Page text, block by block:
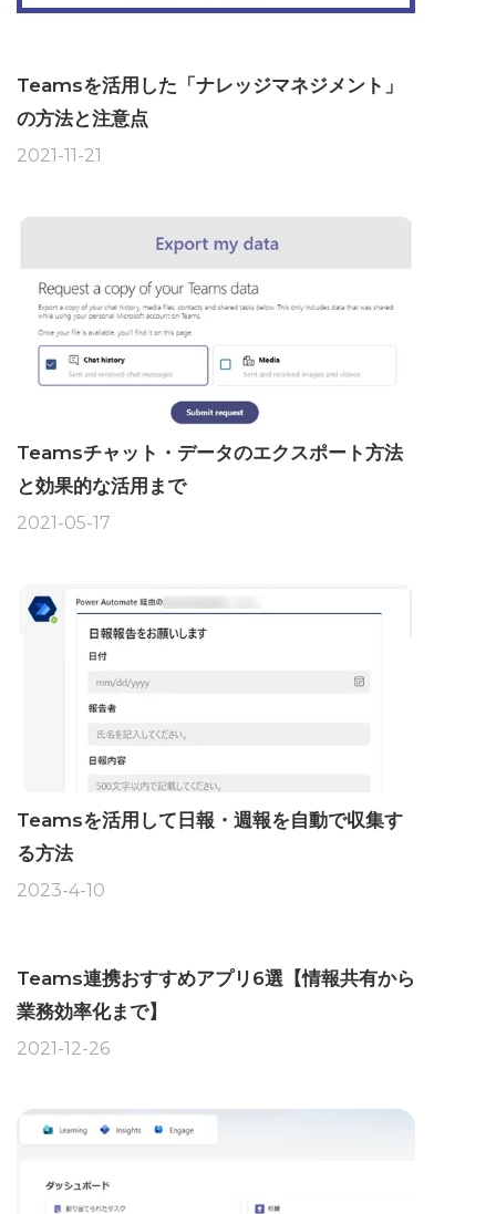
Teamsを活用した「ナレッジマネジメント」
の方法と注意点
2021-11-21
Teamsチャット・データのエクスポート方法
と効果的な活用まで
2021-05-17
Teamsを活用して日報・週報を自動で収集す
る方法
2023-4-10
Teams連携おすすめアプリ6選【情報共有から
業務効率化まで】
2021-12-26